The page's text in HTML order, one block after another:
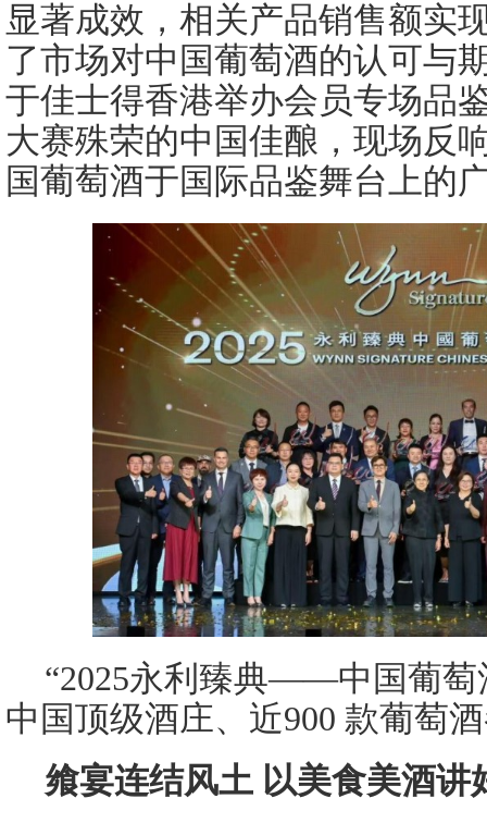
显著成效，相关产品销售额实
了市场对中国葡萄酒的认可与
于佳士得香港举办会员专场品
大赛殊荣的中国佳酿，现场反
国葡萄酒于国际品鉴舞台上的
“2025永利臻典——中国葡萄
中国顶级酒庄、近900 款葡萄
飨宴连结风土 以美食美酒讲